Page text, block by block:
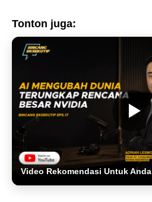
Tonton juga:
Video Rekomendasi Untuk Anda